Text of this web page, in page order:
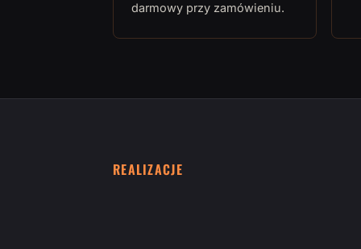
darmowy przy zamówieniu.
REALIZACJE